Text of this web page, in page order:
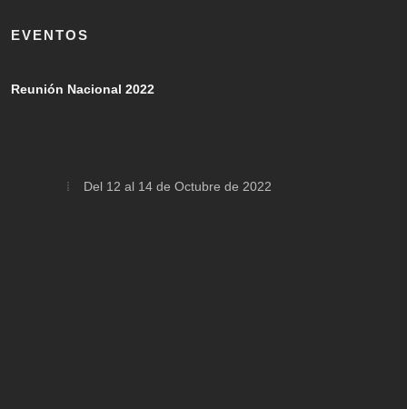
EVENTOS
Reunión Nacional 2022
Del 12 al 14 de Octubre de 2022